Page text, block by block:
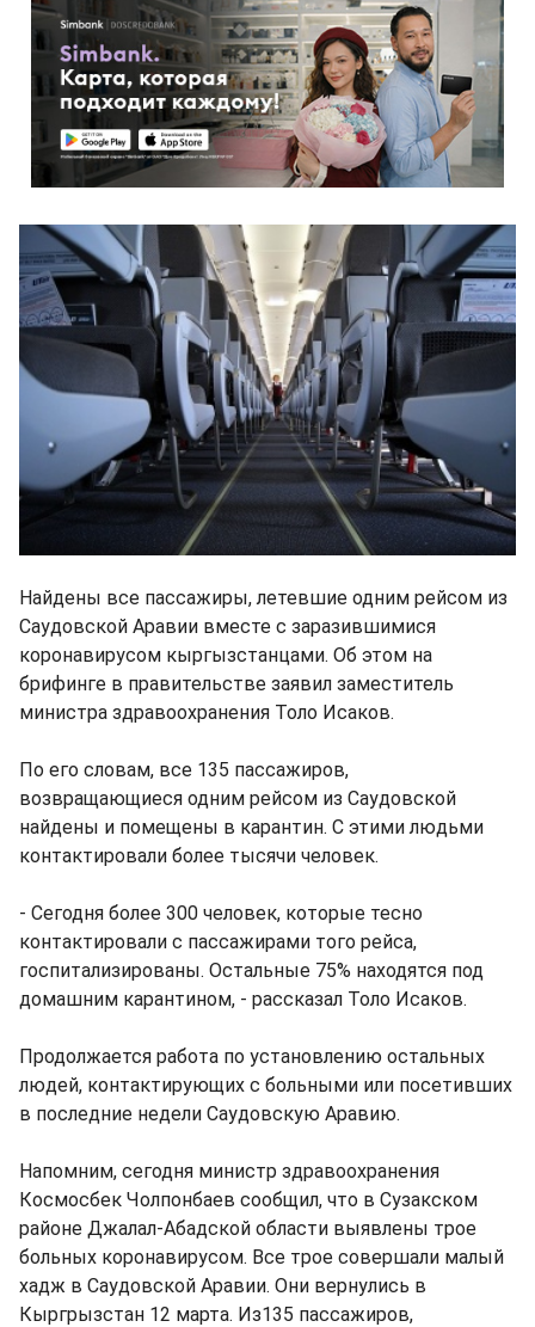
Найдены все пассажиры, летевшие одним рейсом из
Саудовской Аравии вместе с заразившимися
коронавирусом кыргызстанцами. Об этом на
брифинге в правительстве заявил заместитель
министра здравоохранения Толо Исаков.
По его словам, все 135 пассажиров,
возвращающиеся одним рейсом из Саудовской
найдены и помещены в карантин. С этими людьми
контактировали более тысячи человек.
- Сегодня более 300 человек, которые тесно
контактировали с пассажирами того рейса,
госпитализированы. Остальные 75% находятся под
домашним карантином, - рассказал Толо Исаков.
Продолжается работа по установлению остальных
людей, контактирующих с больными или посетивших
в последние недели Саудовскую Аравию.
Напомним, сегодня министр здравоохранения
Космосбек Чолпонбаев сообщил, что в Сузакском
районе Джалал-Абадской области выявлены трое
больных коронавирусом. Все трое совершали малый
хадж в Саудовской Аравии. Они вернулись в
Кыргрызстан 12 марта. Из135 пассажиров,